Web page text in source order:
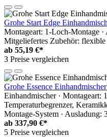
Grohe Start Edge
Montageart: 1-Loch-Montage
Mitgeliefertes Zubehör: flexible
ab 55,19 €*
3 Preise vergleichen
Grohe Essence
Einhandmischer · Montageart:
Temperaturbegrenzer,
Montage-System · Ausladung:
ab 337,90 €*
5 Preise vergleichen